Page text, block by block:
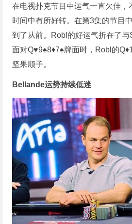
在电视扑克节目中运气一直欠佳，
时间中有所好转。在第3集的节目
到了从前。Robl的好运气折在了与
面对Q♥9♠8♦7♠牌面时，Robl的
坚果顺子。
Bellande运势持续低迷